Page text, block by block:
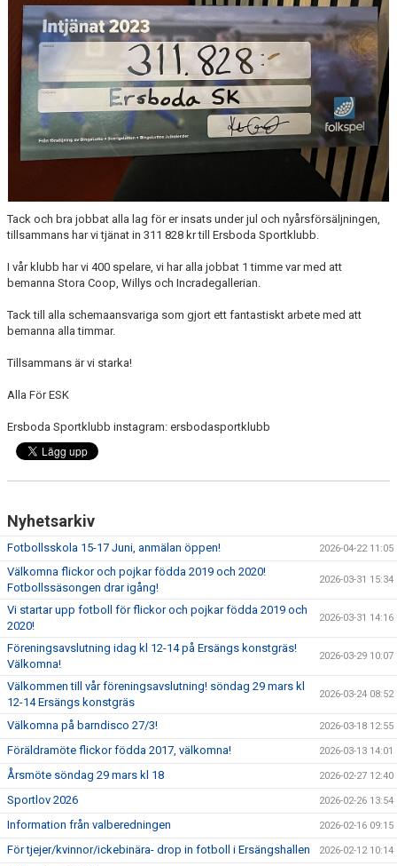
KALENDER
HYRA/BOKA FOTBOLLSPLAN FÖR ICKE MEDLEMMAR
Tack och bra jobbat alla lag för er insats under jul och nyårsförsäljningen,
tillsammans har vi tjänat in 311 828 kr till Ersboda Sportklubb.
I vår klubb har vi 400 spelare, vi har alla jobbat 1 timme var med att
bemanna Stora Coop, Willys och Incradegallerian.
Tack till alla schemaansvariga som gjort ett fantastiskt arbete med att
bemanna alla timmar.
Tillsammans är vi starka!
Alla För ESK
Ersboda Sportklubb instagram: ersbodasportklubb
Nyhetsarkiv
Fotbollsskola 15-17 Juni, anmälan öppen! 2026-04-22 11:05
Välkomna flickor och pojkar födda 2019 och 2020!
Fotbollssäsongen drar igång!
2026-03-31 15:34
Vi startar upp fotboll för flickor och pojkar födda 2019 och
2020!
2026-03-31 14:16
Föreningsavslutning idag kl 12-14 på Ersängs konstgräs!
Välkomna!
2026-03-29 10:07
Välkommen till vår föreningsavslutning! söndag 29 mars kl
12-14 Ersängs konstgräs
2026-03-24 08:52
Välkomna på barndisco 27/3! 2026-03-18 12:55
Föräldramöte flickor födda 2017, välkomna! 2026-03-13 14:01
Årsmöte söndag 29 mars kl 18 2026-02-27 12:40
Sportlov 2026 2026-02-26 13:54
Information från valberedningen 2026-02-16 09:15
För tjejer/kvinnor/ickebinära- drop in fotboll i Ersängshallen 2026-02-12 10:14